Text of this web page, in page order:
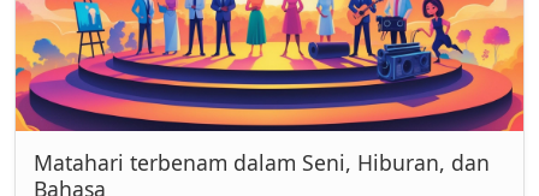
Matahari terbenam dalam Seni, Hiburan, dan
Bahasa